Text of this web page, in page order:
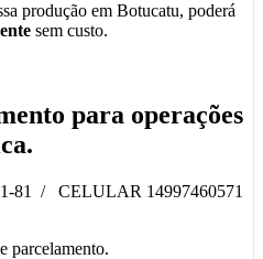
produção em Botucatu, poderá
sem custo.
para operações
.
81 / CELULAR 14997460571
parcelamento.